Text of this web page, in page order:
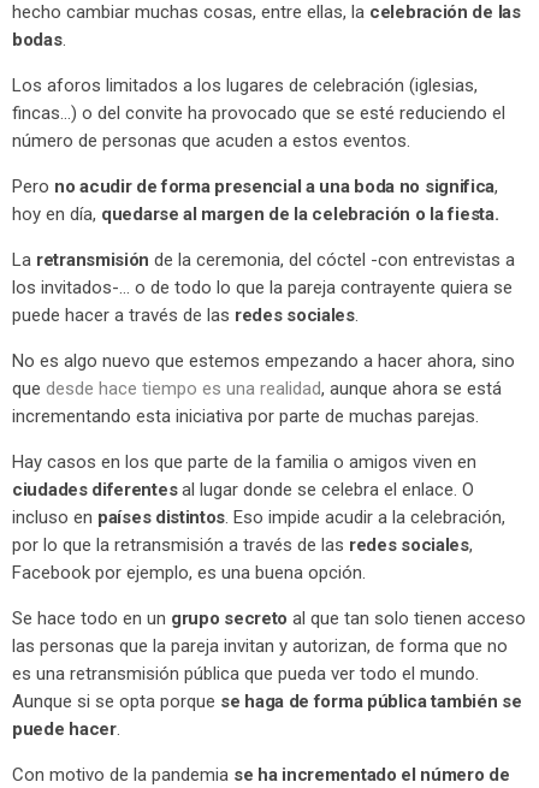
hecho cambiar muchas cosas, entre ellas, la celebración de las
bodas.
Los aforos limitados a los lugares de celebración (iglesias,
fincas…) o del convite ha provocado que se esté reduciendo el
número de personas que acuden a estos eventos.
Pero no acudir de forma presencial a una boda no significa,
hoy en día, quedarse al margen de la celebración o la fiesta.
La retransmisión de la ceremonia, del cóctel -con entrevistas a
los invitados-… o de todo lo que la pareja contrayente quiera se
puede hacer a través de las redes sociales.
No es algo nuevo que estemos empezando a hacer ahora, sino
que desde hace tiempo es una realidad, aunque ahora se está
incrementando esta iniciativa por parte de muchas parejas.
Hay casos en los que parte de la familia o amigos viven en
ciudades diferentesal lugar donde se celebra el enlace. O
incluso en países distintos. Eso impide acudir a la celebración,
por lo que la retransmisión a través de las redes sociales,
Facebook por ejemplo, es una buena opción.
Se hace todo en un grupo secreto al que tan solo tienen acceso
las personas que la pareja invitan y autorizan, de forma que no
es una retransmisión pública que pueda ver todo el mundo.
Aunque si se opta porque se haga de forma pública también se
puede hacer.
Con motivo de la pandemia se ha incrementado el número de